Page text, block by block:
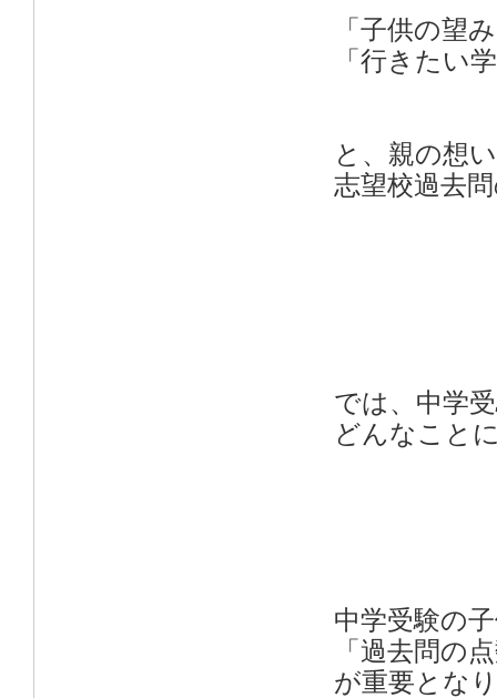
「子供の望
「行きたい
と、親の想
志望校過去
では、中学
どんなこと
中学受験の
「過去問の
が重要とな